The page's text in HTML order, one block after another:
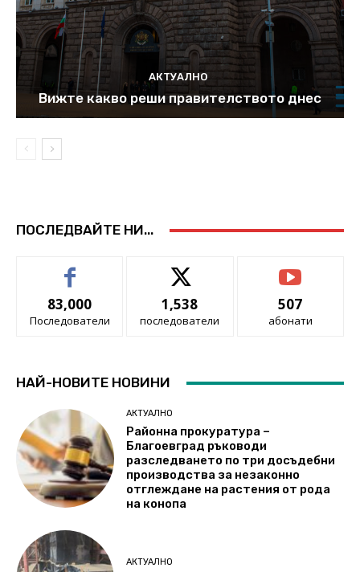
АКТУАЛНО
Вижте какво реши правителството днес
ПОСЛЕДВАЙТЕ НИ...
83,000
Последователи
1,538
последователи
507
абонати
НАЙ-НОВИТЕ НОВИНИ
АКТУАЛНО
Районна прокуратура –
Благоевград ръководи
разследването по три досъдебни
производства за незаконно
отглеждане на растения от рода
на конопа
АКТУАЛНО